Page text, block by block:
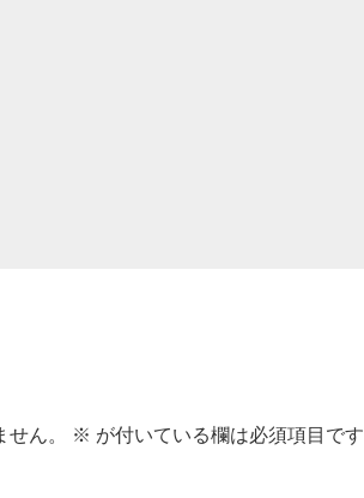
ん。 ※ が付いている欄は必須項目です